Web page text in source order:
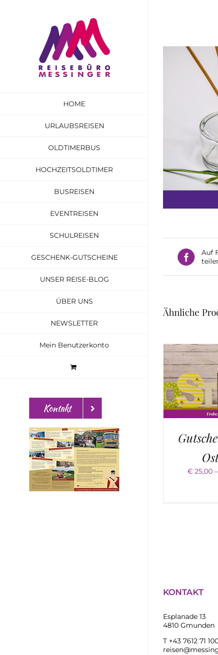
HOME
URLAUBSREISEN
OLDTIMERBUS
HOCHZEITSOLDTIMER
BUSREISEN
EVENTREISEN
SCHULREISEN
GESCHENK-GUTSCHEINE
UNSER REISE-BLOG
ÜBER UNS
NEWSLETTER
Mein Benutzerkonto
Kontakt
Auf
Ähnliche
€ 25,00
KONTAKT
Esplanade 13
4810 Gmunden
T +43 7612 71